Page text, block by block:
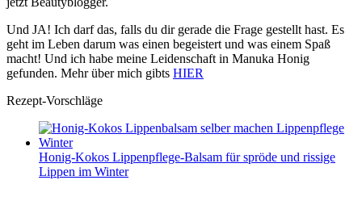
Und JA! Ich darf das, falls du dir gerade die Frage gestellt hast. Es
geht im Leben darum was einen begeistert und was einem Spaß
macht! Und ich habe meine Leidenschaft in Manuka Honig
gefunden. Mehr über mich gibts HIER
Rezept-Vorschläge
Honig-Kokos Lippenpflege-Balsam für spröde und rissige
Lippen im Winter